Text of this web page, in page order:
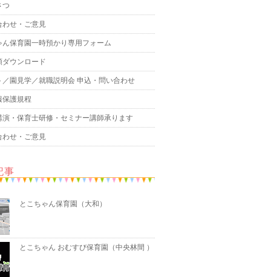
つ
わせ・ご意見
ん保育園一時預かり専用フォーム
ダウンロード
／園見学／就職説明会 申込・問い合わせ
保護規程
演・保育士研修・セミナー講師承ります
わせ・ご意見
事
とこちゃん保育園（大和）
とこちゃん おむすび保育園（中央林間 ）